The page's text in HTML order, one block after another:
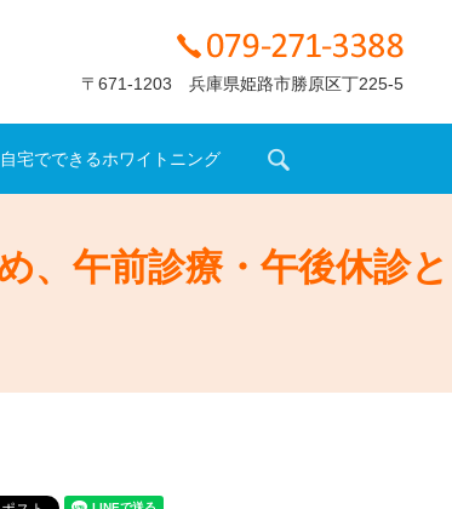
〒671-1203 兵庫県姫路市勝原区丁225-5
自宅でできるホワイトニング
、午前診療・午後休診と